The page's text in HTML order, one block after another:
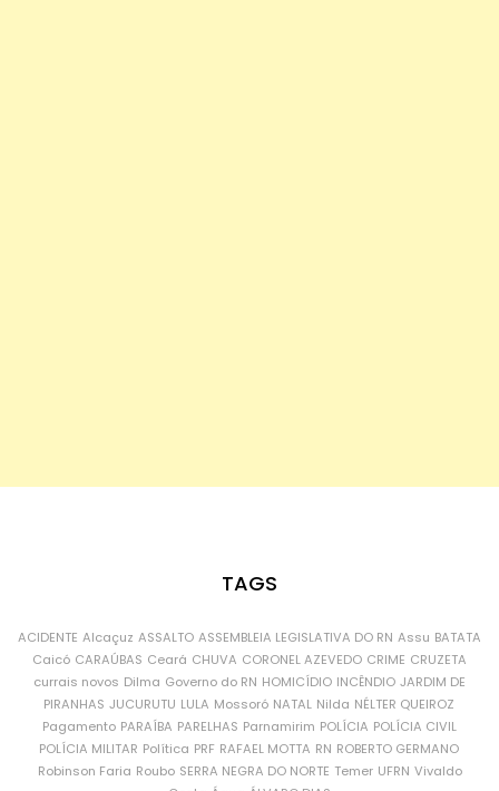
TAGS
ACIDENTE Alcaçuz ASSALTO ASSEMBLEIA LEGISLATIVA DO RN Assu BATATA
Caicó CARAÚBAS Ceará CHUVA CORONEL AZEVEDO CRIME CRUZETA
currais novos Dilma Governo do RN HOMICÍDIO INCÊNDIO JARDIM DE
PIRANHAS JUCURUTU LULA Mossoró NATAL Nilda NÉLTER QUEIROZ
Pagamento PARAÍBA PARELHAS Parnamirim POLÍCIA POLÍCIA CIVIL
POLÍCIA MILITAR Política PRF RAFAEL MOTTA RN ROBERTO GERMANO
Robinson Faria Roubo SERRA NEGRA DO NORTE Temer UFRN Vivaldo